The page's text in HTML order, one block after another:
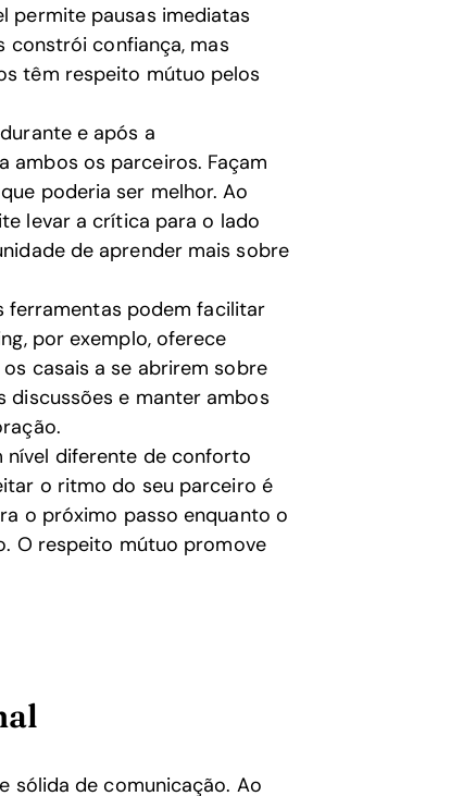
permite pausas imediatas
constrói confiança, mas
têm respeito mútuo pelos
e após a
ambos os parceiros. Façam
poderia ser melhor. Ao
levar a crítica para o lado
de aprender mais sobre
ferramentas podem facilitar
por exemplo, oferece
casais a se abrirem sobre
discussões e manter ambos
diferente de conforto
o ritmo do seu parceiro é
o próximo passo enquanto o
O respeito mútuo promove
sólida de comunicação. Ao